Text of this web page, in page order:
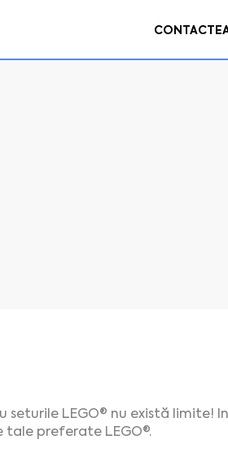
LEGO® nu există limite! In
tale preferate LEGO®.